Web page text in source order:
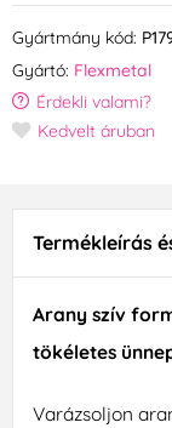
Gyártmány kód:
Gyártó: Flexmetal
Érdekli valami?
Kedvelt áruban
Termékleírás
Arany szív
tökéletes
Varázsoljon